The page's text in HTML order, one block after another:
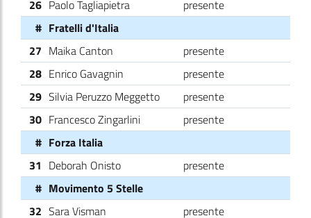
26 Paolo Tagliapietra
presente
# Fratelli d'Italia
27 Maika Canton
presente
28 Enrico Gavagnin
presente
29 Silvia Peruzzo Meggetto
presente
30 Francesco Zingarlini
presente
# Forza Italia
31 Deborah Onisto
presente
# Movimento 5 Stelle
32 Sara Visman
presente